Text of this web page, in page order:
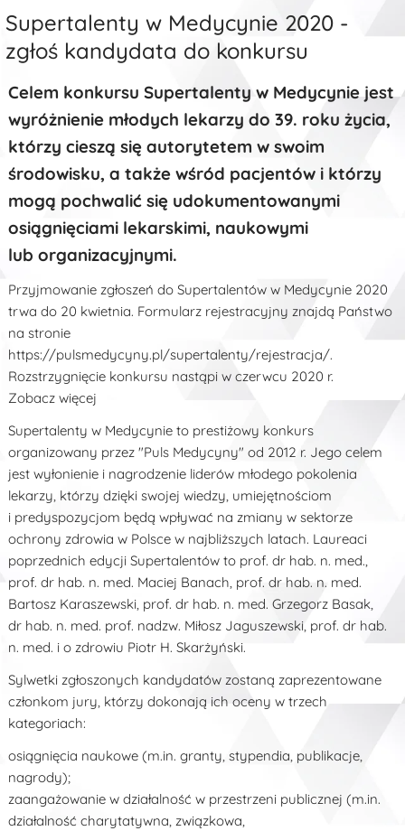
Supertalenty w Medycynie 2020 -
zgłoś kandydata do konkursu
Celem konkursu Supertalenty w Medycynie jest
wyróżnienie młodych lekarzy do 39. roku życia,
którzy cieszą się autorytetem w swoim
środowisku, a także wśród pacjentów i którzy
mogą pochwalić się udokumentowanymi
osiągnięciami lekarskimi, naukowymi
lub organizacyjnymi.
Przyjmowanie zgłoszeń do Supertalentów w Medycynie 2020
trwa do 20 kwietnia. Formularz rejestracyjny znajdą Państwo
na stronie
https://pulsmedycyny.pl/supertalenty/rejestracja/.
Rozstrzygnięcie konkursu nastąpi w czerwcu 2020 r.
Zobacz więcej
Supertalenty w Medycynie to prestiżowy konkurs
organizowany przez "Puls Medycyny" od 2012 r. Jego celem
jest wyłonienie i nagrodzenie liderów młodego pokolenia
lekarzy, którzy dzięki swojej wiedzy, umiejętnościom
i predyspozycjom będą wpływać na zmiany w sektorze
ochrony zdrowia w Polsce w najbliższych latach. Laureaci
poprzednich edycji Supertalentów to prof. dr hab. n. med.,
prof. dr hab. n. med. Maciej Banach, prof. dr hab. n. med.
Bartosz Karaszewski, prof. dr hab. n. med. Grzegorz Basak,
dr hab. n. med. prof. nadzw. Miłosz Jaguszewski, prof. dr hab.
n. med. i o zdrowiu Piotr H. Skarżyński.
Sylwetki zgłoszonych kandydatów zostaną zaprezentowane
członkom jury, którzy dokonają ich oceny w trzech
kategoriach:
osiągnięcia naukowe (m.in. granty, stypendia, publikacje,
nagrody);
zaangażowanie w działalność w przestrzeni publicznej (m.in.
działalność charytatywna, związkowa,